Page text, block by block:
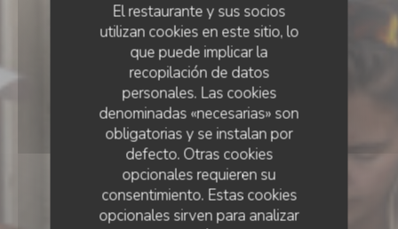
El restaurante y sus socios
utilizan cookies en este sitio, lo
que puede implicar la
recopilación de datos
personales. Las cookies
denominadas «necesarias» son
obligatorias y se instalan por
defecto. Otras cookies
opcionales requieren su
consentimiento. Estas cookies
opcionales sirven para analizar